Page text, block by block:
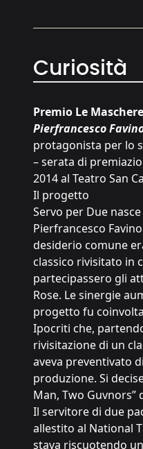
Curiosità
Premio Le
Pierfrancesco
protagonista per lo
– serata di
2014 al Teatro San
Il progetto
Servo per Due
Pierfrancesco
desiderio comune
classico rivisitato in
partecipassero gli
Rose. Le sinergie
progetto fu
Ipocriti che,
rivisitazione di un
aveva preventivato
produzione. Si
Man, Two Guvnors”
Il servitore di due
allestito al National
stava riscuotendo